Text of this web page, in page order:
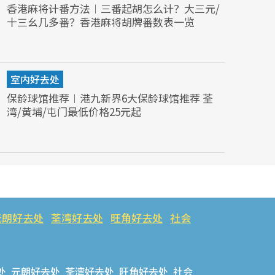
香港麻将计番方法︱三番起胡怎么计？大三元/
十三幺几多番？香港麻将胡牌番数表一览
室内好去处
保龄球馆推荐︱港九新界6大保龄球馆推荐 荃
湾/黄埔/屯门最低价格25元起
好去处 荃湾好去处 旺角好去处 社会
元朗好去处 荃湾好去处 旺角好去处 社会